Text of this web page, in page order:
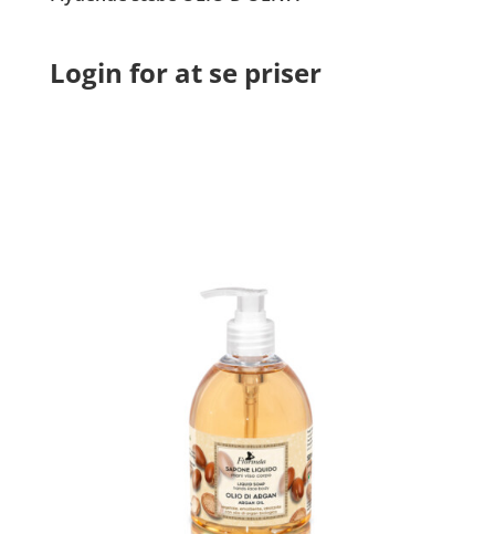
Login for at se priser